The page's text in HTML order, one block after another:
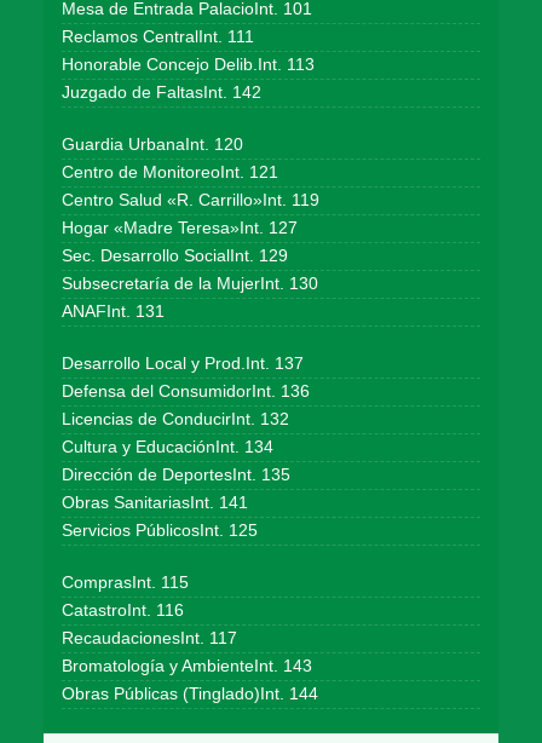
Mesa de Entrada PalacioInt. 101
Reclamos CentralInt. 111
Honorable Concejo Delib.Int. 113
Juzgado de FaltasInt. 142
Guardia UrbanaInt. 120
Centro de MonitoreoInt. 121
Centro Salud «R. Carrillo»Int. 119
Hogar «Madre Teresa»Int. 127
Sec. Desarrollo SocialInt. 129
Subsecretaría de la MujerInt. 130
ANAFInt. 131
Desarrollo Local y Prod.Int. 137
Defensa del ConsumidorInt. 136
Licencias de ConducirInt. 132
Cultura y EducaciónInt. 134
Dirección de DeportesInt. 135
Obras SanitariasInt. 141
Servicios PúblicosInt. 125
ComprasInt. 115
CatastroInt. 116
RecaudacionesInt. 117
Bromatología y AmbienteInt. 143
Obras Públicas (Tinglado)Int. 144